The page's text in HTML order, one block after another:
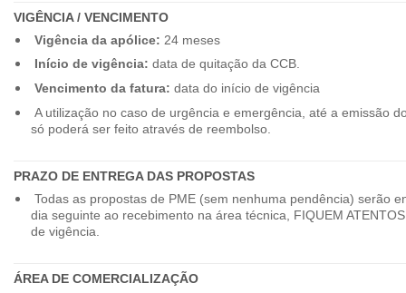
VIGÊNCIA / VENCIMENTO
Vigência da apólice: 24 meses
Início de vigência: data de quitação da CCB.
Vencimento da fatura: data do início de vigência
A utilização no caso de urgência e emergência, até a emissão
só poderá ser feito através de reembolso.
PRAZO DE ENTREGA DAS PROPOSTAS
Todas as propostas de PME (sem nenhuma pendência) serão
dia seguinte ao recebimento na área técnica, FIQUEM
de vigência.
ÁREA DE COMERCIALIZAÇÃO